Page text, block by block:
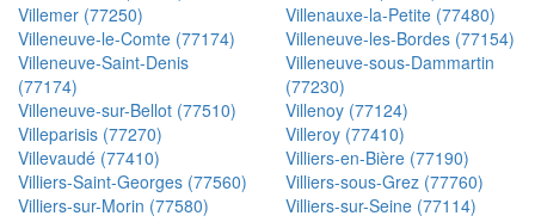
Villemer (77250)
Villenauxe-la-Petite (77480)
Villeneuve-le-Comte (77174)
Villeneuve-les-Bordes (77154)
Villeneuve-Saint-Denis
(77174)
Villeneuve-sous-Dammartin
(77230)
Villeneuve-sur-Bellot (77510)
Villenoy (77124)
Villeparisis (77270)
Villeroy (77410)
Villevaudé (77410)
Villiers-en-Bière (77190)
Villiers-Saint-Georges (77560)
Villiers-sous-Grez (77760)
Villiers-sur-Morin (77580)
Villiers-sur-Seine (77114)